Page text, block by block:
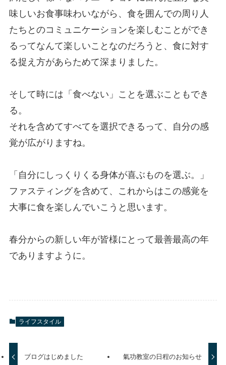
味しいお食事味わいながら、食を囲んでの周り人
たちとのコミュニケーションを楽しむことができ
るってなんて楽しいことなのだろうと、食に対す
る捉え方があらためて深まりました。
そして時には「食べない」ことを選ぶこともでき
る。
それを含めてすべてを選択できるって、自分の感
覚が広がりますね。
「自分にしっくりくる身体が喜ぶものを選ぶ。」
ファスティングを含めて、これからはこの感覚を
大事に食を楽しんでいこうと思います。
春分からの新しい年が皆様にとって最善最高の年
でありますように。
ライフスタイル
ブログはじめました 氣功教室の日程のお知らせ